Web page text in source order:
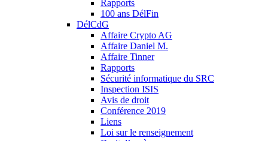
Rapports
100 ans DélFin
DélCdG
Affaire Crypto AG
Affaire Daniel M.
Affaire Tinner
Rapports
Sécurité informatique du SRC
Inspection ISIS
Avis de droit
Conférence 2019
Liens
Loi sur le renseignement